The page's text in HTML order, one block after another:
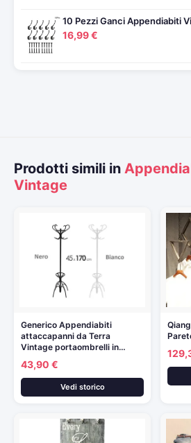
10 Pezzi Ganci Appendiabiti
16,99 €
Prodotti simili in
Vintage
Generico Appendiabiti
attaccapanni da Terra
Vintage portaombrelli in…
43,90 €
Vedi storico